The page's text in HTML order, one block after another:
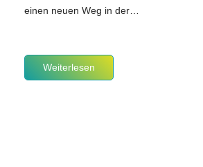
einen neuen Weg in der…
Weiterlesen